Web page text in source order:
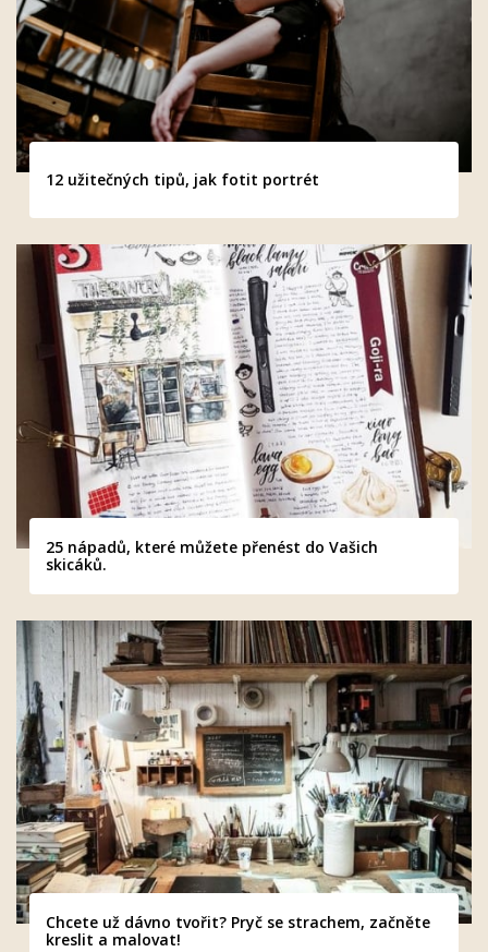
12 užitečných tipů, jak fotit portrét
25 nápadů, které můžete přenést do Vašich
skicáků.
Chcete už dávno tvořit? Pryč se strachem, začněte
kreslit a malovat!